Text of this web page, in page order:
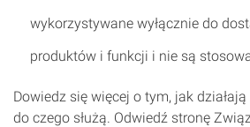
wykorzystywane wyłącznie do
produktów i funkcji i nie są
Dowiedz się więcej o tym, jak
do czego służą. Odwiedź stronę